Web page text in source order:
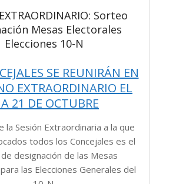
Sorteo
Mesas Electorales
Elecciones 10-N
SE REUNIRÁN EN
EXTRAORDINARIO EL
21 DE OCTUBRE
la Sesión Extraordinaria a la que
todos los Concejales es el
designación de las Mesas
las Elecciones Generales del